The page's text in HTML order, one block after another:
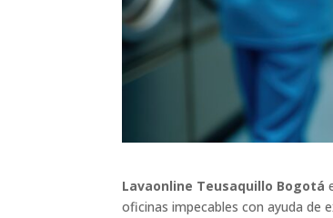
Lavaonline Teusaquillo Bogotá
oficinas impecables con ayuda de